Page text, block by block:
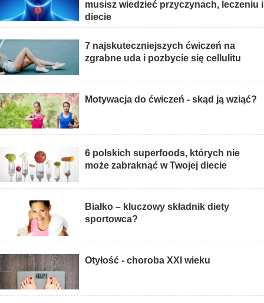
musisz wiedzieć przyczynach, leczeniu i
diecie
7 najskuteczniejszych ćwiczeń na
zgrabne uda i pozbycie się cellulitu
Motywacja do ćwiczeń - skąd ją wziąć?
6 polskich superfoods, których nie
może zabraknąć w Twojej diecie
Białko – kluczowy składnik diety
sportowca?
Otyłość - choroba XXI wieku